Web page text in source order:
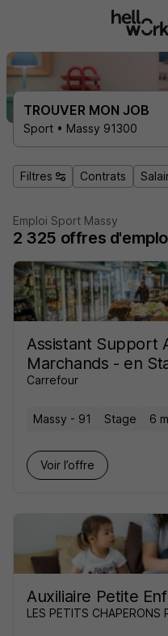
TROUVER MON JOB
Sport • Massy 91300
Filtres Contrats
Emploi Sport Massy
2 325 offres
Assistant Support
Marchands - en
Carrefour
Massy - 91 Stage 6
Voir l’offre
Auxiliaire Petite
LES PETITS CHAPERONS